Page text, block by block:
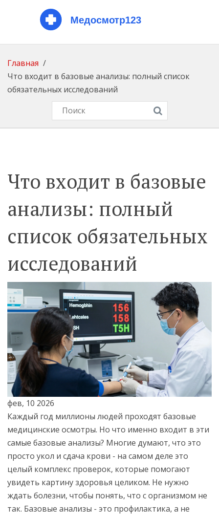
Главная
Что входит в базовые анализы: полный список
обязательных исследований
Что входит в базовые
анализы: полный
список обязательных
исследований
фев, 10 2026
Каждый год миллионы людей проходят базовые
медицинские осмотры. Но что именно входит в эти
самые базовые анализы? Многие думают, что это
просто укол и сдача крови - на самом деле это
целый комплекс проверок, которые помогают
увидеть картину здоровья целиком. Не нужно
ждать болезни, чтобы понять, что с организмом не
так. Базовые анализы - это профилактика, а не